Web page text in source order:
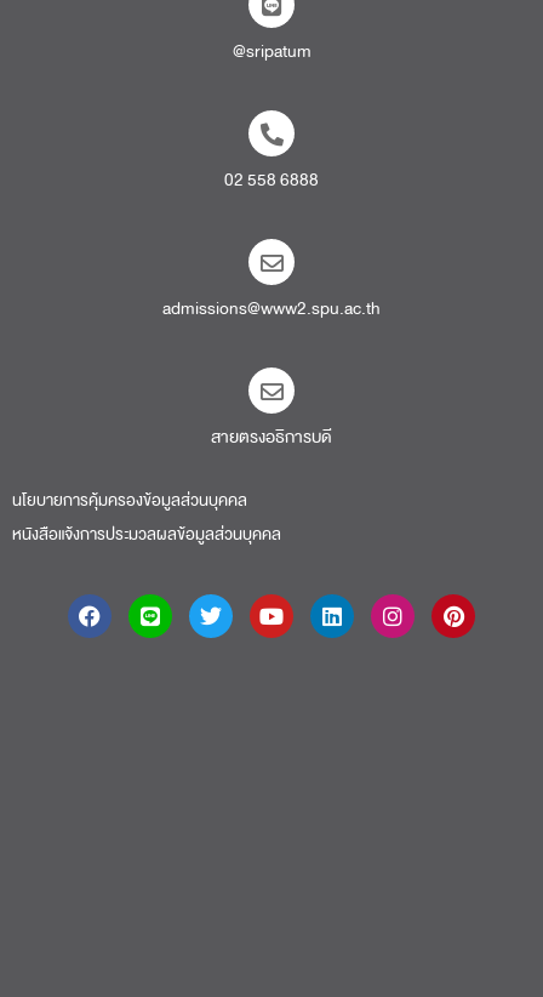
@sripatum
02 558 6888
admissions@www2.spu.ac.th
สายตรงอธิการบดี​
นโยบายการคุ้มครองข้อมูลส่วนบุคคล
หนังสือแจ้งการประมวลผลข้อมูลส่วนบุคคล